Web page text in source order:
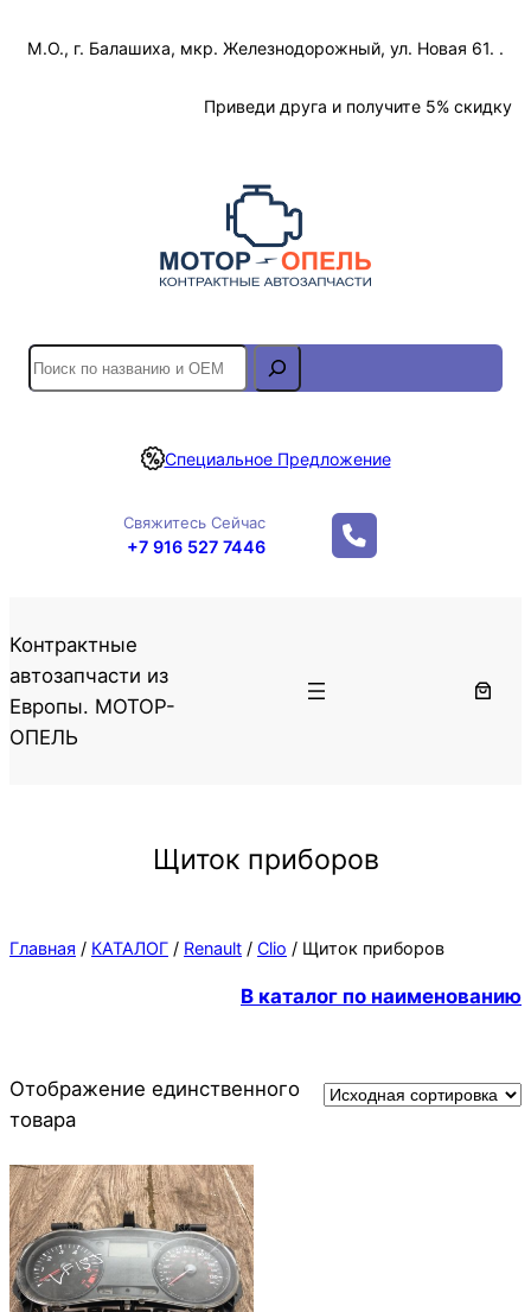
М.О., г. Балашиха, мкр. Железнодорожный, ул. Новая 61. .
Приведи друга и получите 5% скидку
S
e
r
Специальное Предложение
Свяжитесь Сейчас
+7 916 527 7446
Контрактные
автозапчасти из
Европы. МОТОР-
ОПЕЛЬ
Щиток приборов
Главная / КАТАЛОГ / Renault / Clio / Щиток приборов
В каталог по наименованию
Отображение единственного
товара